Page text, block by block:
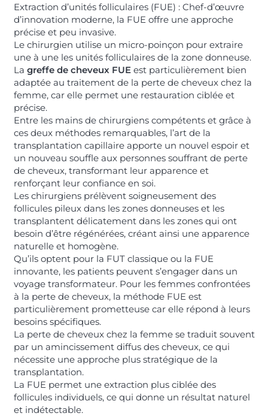
Extraction d’unités folliculaires (FUE) : Chef-d’œuvre
d’innovation moderne, la FUE offre une approche
précise et peu invasive.
Le chirurgien utilise un micro-poinçon pour extraire
une à une les unités folliculaires de la zone donneuse.
La greffe de cheveux FUEest particulièrement bien
adaptée au traitement de la perte de cheveux chez la
femme, car elle permet une restauration ciblée et
précise.
Entre les mains de chirurgiens compétents et grâce à
ces deux méthodes remarquables, l’art de la
transplantation capillaire apporte un nouvel espoir et
un nouveau souffle aux personnes souffrant de perte
de cheveux, transformant leur apparence et
renforçant leur confiance en soi.
Les chirurgiens prélèvent soigneusement des
follicules pileux dans les zones donneuses et les
transplantent délicatement dans les zones qui ont
besoin d’être régénérées, créant ainsi une apparence
naturelle et homogène.
Qu’ils optent pour la FUT classique ou la FUE
innovante, les patients peuvent s’engager dans un
voyage transformateur. Pour les femmes confrontées
à la perte de cheveux, la méthode FUE est
particulièrement prometteuse car elle répond à leurs
besoins spécifiques.
La perte de cheveux chez la femme se traduit souvent
par un amincissement diffus des cheveux, ce qui
nécessite une approche plus stratégique de la
transplantation.
La FUE permet une extraction plus ciblée des
follicules individuels, ce qui donne un résultat naturel
et indétectable.